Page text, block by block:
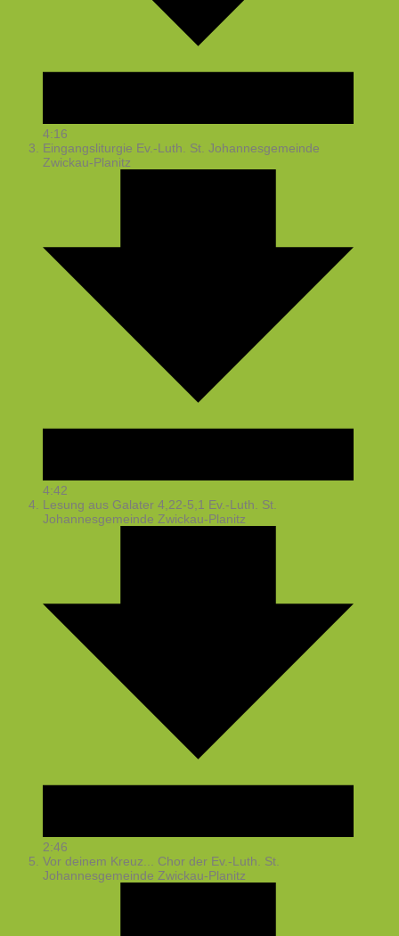
4:16
Eingangsliturgie Ev.-Luth. St. Johannesgemeinde
Zwickau-Planitz
4:42
Lesung aus Galater 4,22-5,1 Ev.-Luth. St.
Johannesgemeinde Zwickau-Planitz
2:46
Vor deinem Kreuz...
Chor der Ev.-Luth. St.
Johannesgemeinde Zwickau-Planitz